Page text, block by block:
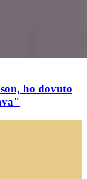
ho dovuto